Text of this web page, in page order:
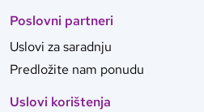
Poslovni partneri
Uslovi za saradnju
Predložite nam ponudu
Uslovi korištenja